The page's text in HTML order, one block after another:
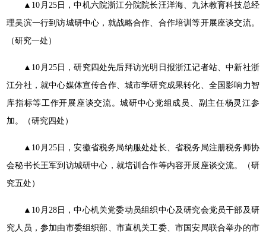
▲10月25日，中机六院浙江分院院长汪洋海、九沐教育科技总经
理吴滨一行到访城研中心，就战略合作、合作培训等开展座谈交流。
（研究一处）
▲10月25日，研究四处先后拜访光明日报浙江记者站、中新社浙
江分社，就中心媒体宣传合作、城市学研究成果转化、全国影响力智
库指标等工作开展座谈交流。城研中心党组成员、副主任杨灵江参
加。（研究四处）
▲10月25日，安徽省税务局纳服处处长、省税务局注册税务师协
会秘书长王军到访城研中心，就培训合作等内容开展座谈交流。（研
究五处）
▲10月28日，中心机关党委动员组织中心及研究会党员干部及研
究人员，参加由市委组织部、市直机关工委、市国安局联合举办的市